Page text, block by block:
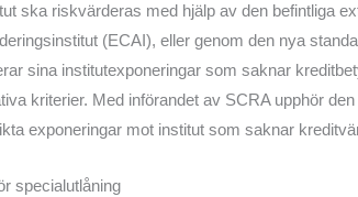
ska riskvärderas med hjälp av den befintliga
(ECAI), eller genom den nya
sina institutexponeringar som saknar
kriterier. Med införandet av SCRA upphör
exponeringar mot institut som saknar
specialutlåning